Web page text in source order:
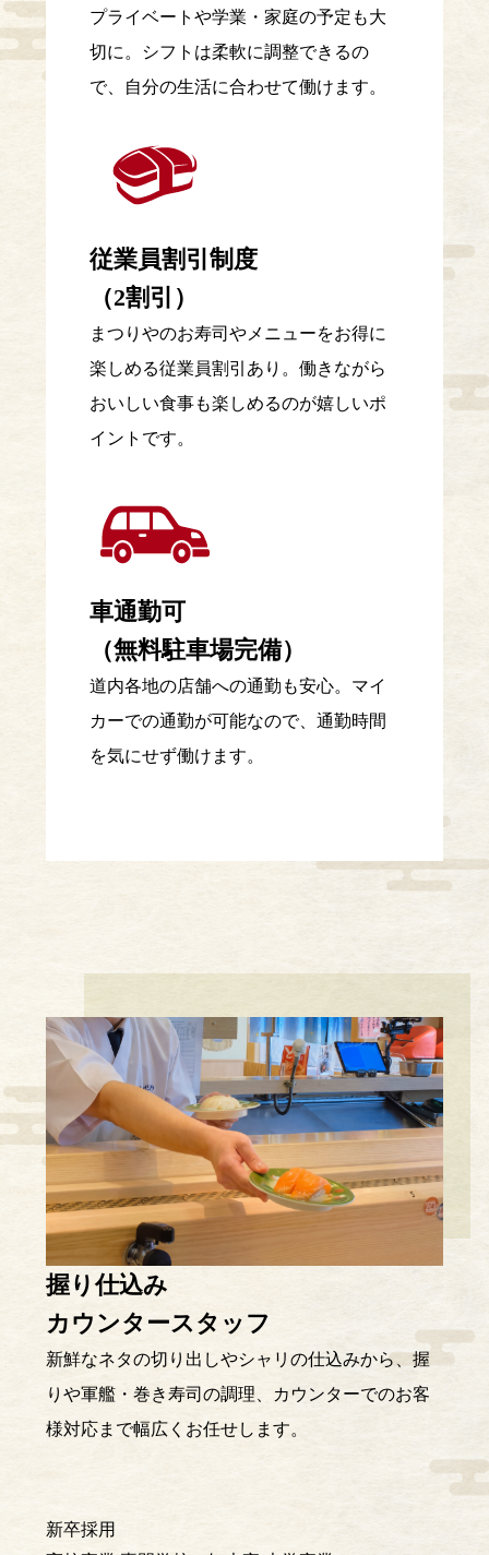
プライベートや学業・家庭の予定も大
切に。シフトは柔軟に調整できるの
で、自分の生活に合わせて働けます。
従業員割引制度
（2割引）
まつりやのお寿司やメニューをお得に
楽しめる従業員割引あり。働きながら
おいしい食事も楽しめるのが嬉しいポ
イントです。
車通勤可
（無料駐車場完備）
道内各地の店舗への通勤も安心。マイ
カーでの通勤が可能なので、通勤時間
を気にせず働けます。
握り仕込み
カウンタースタッフ
新鮮なネタの切り出しやシャリの仕込みから、握
りや軍艦・巻き寿司の調理、カウンターでのお客
様対応まで幅広くお任せします。
新卒採用